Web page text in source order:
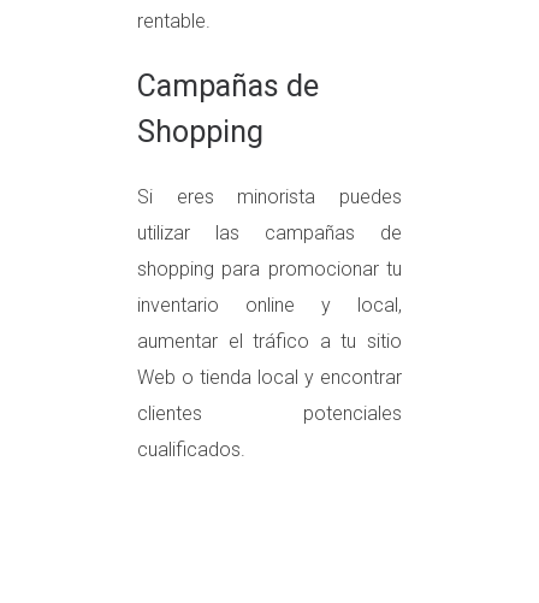
rentable.
Campañas de
Shopping
Si eres minorista puedes
utilizar las campañas de
shopping para promocionar tu
inventario online y local,
aumentar el tráfico a tu sitio
Web o tienda local y encontrar
clientes potenciales
cualificados.